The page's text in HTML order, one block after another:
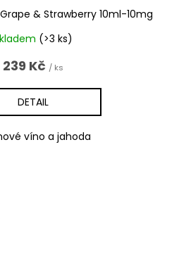
& Strawberry 10ml-10mg
(>3 ks)
239 Kč / ks
DETAIL
víno a jahoda